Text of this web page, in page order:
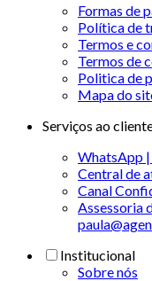
Formas de
Política de
Termos e
Termos de
Politica de
Mapa do
Serviços ao
WhatsApp
Central de
Canal
Assessoria
Institucional
Sobre nós